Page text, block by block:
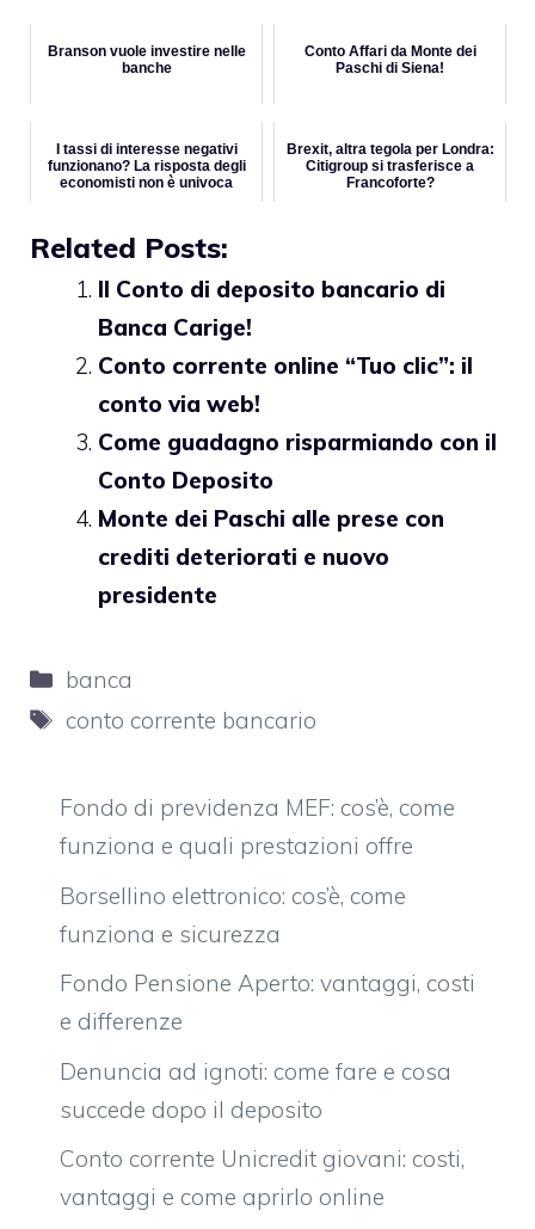
Branson vuole investire nelle
banche
Conto Affari da Monte dei
Paschi di Siena!
I tassi di interesse negativi
funzionano? La risposta degli
economisti non è univoca
Brexit, altra tegola per Londra:
Citigroup si trasferisce a
Francoforte?
Related Posts:
Il Conto di deposito bancario di
Banca Carige!
Conto corrente online “Tuo clic”: il
conto via web!
Come guadagno risparmiando con il
Conto Deposito
Monte dei Paschi alle prese con
crediti deteriorati e nuovo
presidente
Categorie
banca
Tag
conto corrente bancario
Fondo di previdenza MEF: cos’è, come
funziona e quali prestazioni offre
Borsellino elettronico: cos’è, come
funziona e sicurezza
Fondo Pensione Aperto: vantaggi, costi
e differenze
Denuncia ad ignoti: come fare e cosa
succede dopo il deposito
Conto corrente Unicredit giovani: costi,
vantaggi e come aprirlo online